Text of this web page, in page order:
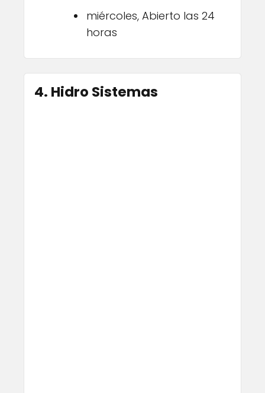
miércoles, Abierto las 24
horas
4. Hidro Sistemas